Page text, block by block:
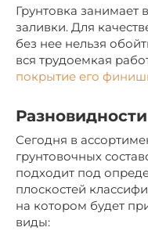
Грунтовка занимает
заливки. Для
без нее нельзя
вся трудоемкая
покрытие его
Сегодня в
грунтовочных
подходит под
плоскостей
на котором будет
виды: